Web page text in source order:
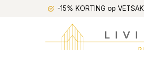
-15% KORTING op VETSAK